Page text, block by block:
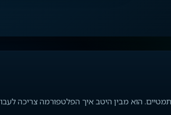
הוא מבין היטב איך הפלטפורמה צריכה